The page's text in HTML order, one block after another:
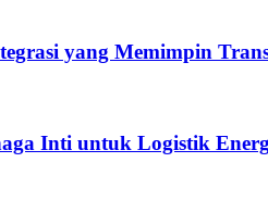
yang Memimpin
Inti untuk Logistik